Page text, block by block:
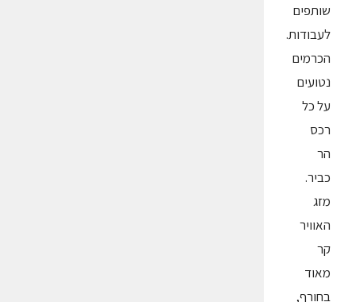
שותפים
לעבודות.
הכרמים
נטועים
על כל
רכס
הר
כביר.
מזג
האוויר
קר
מאוד
בחורף,